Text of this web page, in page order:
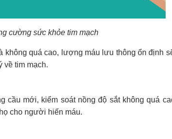
cường sức khỏe tim mạch
quá cao, lượng máu lưu thông ổn định
về tim mạch.
mới, kiểm soát nồng độ sắt không quá
cho người hiến máu.